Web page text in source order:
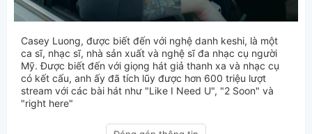
Casey Luong, được biết đến với nghệ danh keshi, là một
ca sĩ, nhạc sĩ, nhà sản xuất và nghệ sĩ đa nhạc cụ người
Mỹ. Được biết đến với giọng hát giả thanh xa và nhạc cụ
có kết cấu, anh ấy đã tích lũy được hơn 600 triệu lượt
stream với các bài hát như "Like I Need U", "2 Soon" và
"right here"